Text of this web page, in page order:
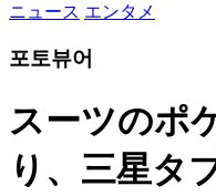
ニュース エンタメ
포토뷰어
スーツのポ
り、三星タ